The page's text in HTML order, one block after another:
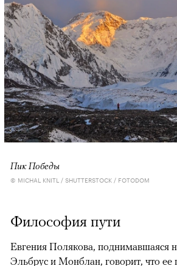
Пик Победы
© MICHAL KNITL / SHUTTERSTOCK / FOTODOM
Философия пути
Евгения Полякова, поднимавшаяся
Эльбрус и Монблан, говорит, что ее